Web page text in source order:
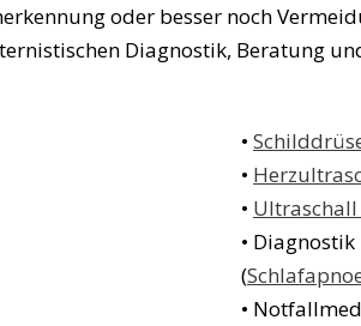
oder besser noch
Diagnostik, Beratung
•
•
• Ultraschall
•
(
•